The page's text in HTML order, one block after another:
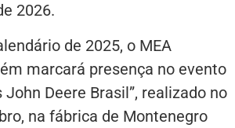
2026.
de 2025, o MEA
marcará presença no evento
John Deere Brasil”, realizado no
na fábrica de Montenegro